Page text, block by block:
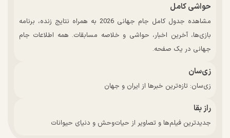
حواشی کامل
مشاهده جدول کامل جام جهانی 2026 به همراه نتایج زنده، برنامه
بازی‌ها، آخرین اخبار، حواشی و خلاصه مسابقات. همه اطلاعات جام
جهانی در یک صفحه.
زی‌سان
زی‌سان: تازه‌ترین خبرها از ایران و جهان
راز بقا
جدیدترین فیلم‌ها و تصاویر از حیات‌وحش و دنیای حیوانات